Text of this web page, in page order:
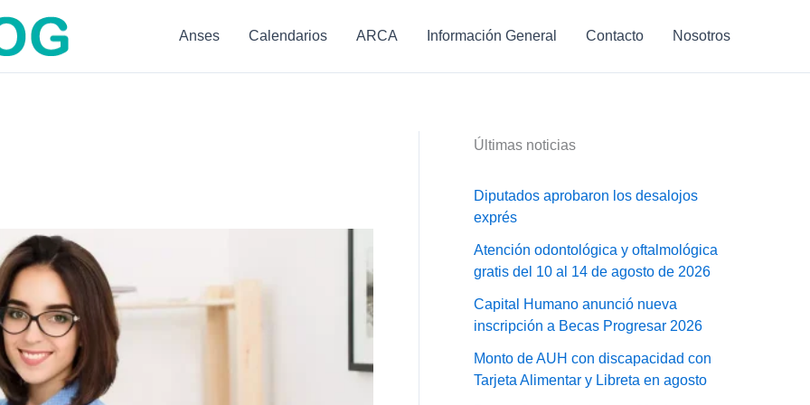
Anses Calendarios ARCA Información General Contacto Nosotros
Últimas noticias
Diputados aprobaron los desalojos
exprés
Atención odontológica y oftalmológica
gratis del 10 al 14 de agosto de 2026
Capital Humano anunció nueva
inscripción a Becas Progresar 2026
Monto de AUH con discapacidad con
Tarjeta Alimentar y Libreta en agosto